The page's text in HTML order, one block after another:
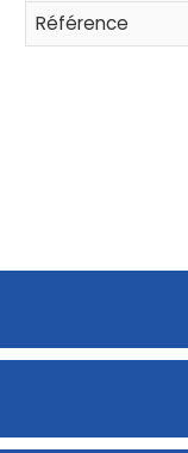
Référence